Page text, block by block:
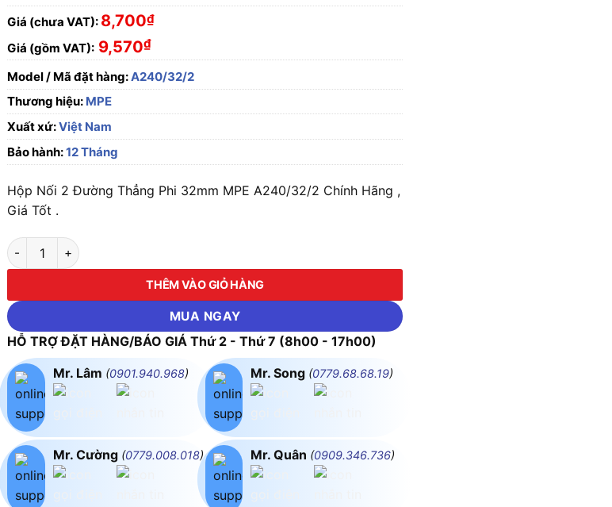
Giá (chưa VAT): 8,700₫
Giá (gồm VAT): 9,570₫
Model / Mã đặt hàng:A240/32/2
Thương hiệu: MPE
Xuất xứ:Việt Nam
Bảo hành:12 Tháng
Hộp Nối 2 Đường Thẳng Phi 32mm MPE A240/32/2 Chính Hãng ,
Giá Tốt .
Hộp Nối 2 Đường Thẳng Phi 32mm MPE A240/32/2 số lượng
THÊM VÀO GIỎ HÀNG
MUA NGAY
HỖ TRỢ ĐẶT HÀNG/BÁO GIÁ Thứ 2 - Thứ 7 (8h00 - 17h00)
Mr. Lâm (0901.940.968)
Mr. Cường (0779.008.018)
Mr. Song (0779.68.68.19)
Mr. Quân (0909.346.736)